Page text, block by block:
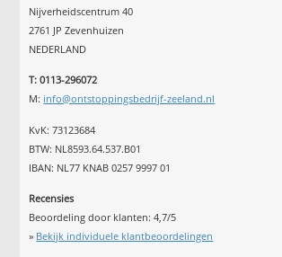
Nijverheidscentrum 40
2761 JP Zevenhuizen
NEDERLAND
T: 0113-296072
M: info@ontstoppingsbedrijf-zeeland.nl
KvK: 73123684
BTW: NL8593.64.537.B01
IBAN: NL77 KNAB 0257 9997 01
Recensies
Beoordeling door klanten:4,7/5
» Bekijk individuele klantbeoordelingen